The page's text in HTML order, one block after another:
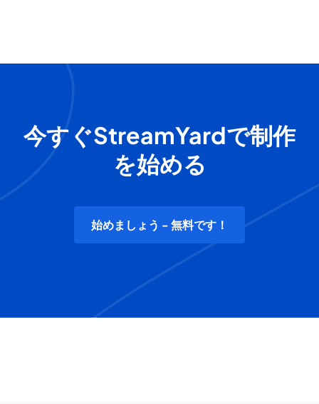
今すぐStreamYardで制作
を始める
始めましょう - 無料です！